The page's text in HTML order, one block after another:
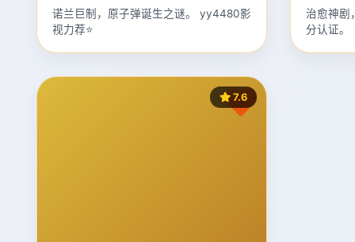
诺兰巨制，原子弹诞生之谜。 yy4480影
视力荐⭐
治愈神剧
分认证。
7.6